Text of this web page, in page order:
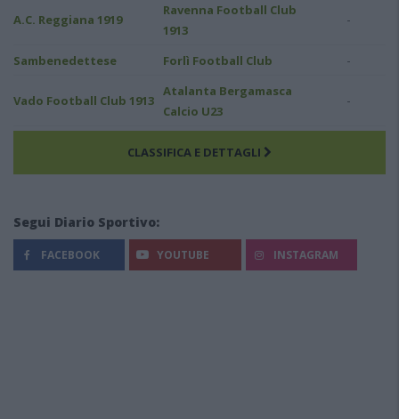
A.C. Reggiana 1919
Ravenna Football Club
1913
-
Sambenedettese Forlì Football Club -
Vado Football Club 1913
Atalanta Bergamasca
Calcio U23
-
CLASSIFICA E DETTAGLI
Segui Diario Sportivo:
FACEBOOK YOUTUBE INSTAGRAM